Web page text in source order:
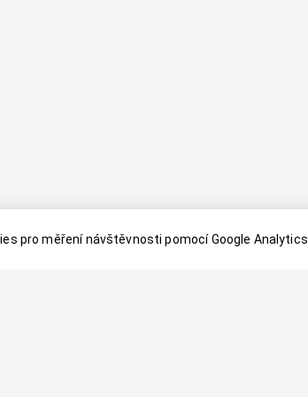
pro měření návštěvnosti pomocí Google Analytics.